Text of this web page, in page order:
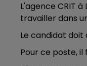
L'agence CRIT
travailler dans
Le candidat doit
Pour ce poste,